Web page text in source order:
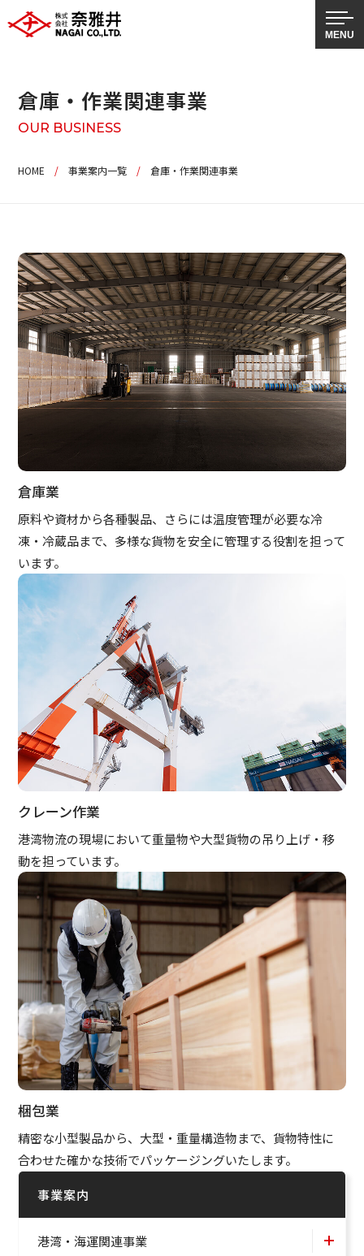
倉庫・作業関連事業
OUR BUSINESS
HOME /事業案内一覧 /倉庫・作業関連事業
倉庫業
原料や資材から各種製品、さらには温度管理が必要な冷
凍・冷蔵品まで、多様な貨物を安全に管理する役割を担って
います。
クレーン作業
港湾物流の現場において重量物や大型貨物の吊り上げ・移
動を担っています。
梱包業
精密な小型製品から、大型・重量構造物まで、貨物特性に
合わせた確かな技術でパッケージングいたします。
事業案内
港湾・海運関連事業